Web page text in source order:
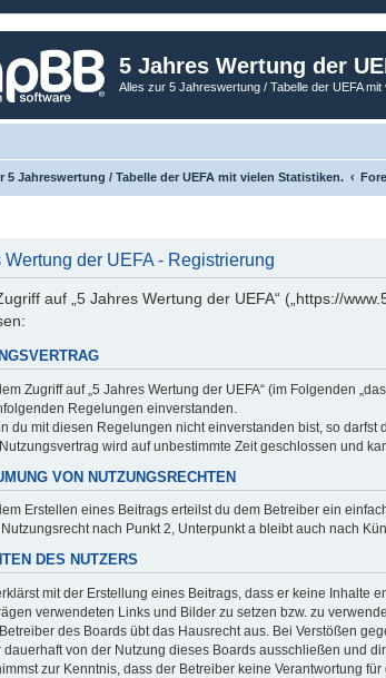
5 Jahres Wertung der
Alles zur 5 Jahreswertung / Tabelle der UEFA mit
5 Jahreswertung / Tabelle der UEFA mit vielen Statistiken.
Wertung der UEFA - Registrierung
auf „5 Jahres Wertung der UEFA“ („https://
Zugriff auf „5 Jahres Wertung der UEFA“ (im Folgenden
Regelungen einverstanden.
du mit diesen Regelungen nicht einverstanden bist, so
wird auf unbestimmte Zeit geschlossen und
VON NUTZUNGSRECHTEN
Erstellen eines Beitrags erteilst du dem Betreiber ein
Nutzungsrecht nach Punkt 2, Unterpunkt a bleibt auch nach
DES NUTZERS
mit der Erstellung eines Beitrags, dass er keine Inhalte
verwendeten Links und Bilder zu setzen bzw. zu
des Boards übt das Hausrecht aus. Bei Verstößen
dauerhaft von der Nutzung dieses Boards ausschließen und
zur Kenntnis, dass der Betreiber keine Verantwortung